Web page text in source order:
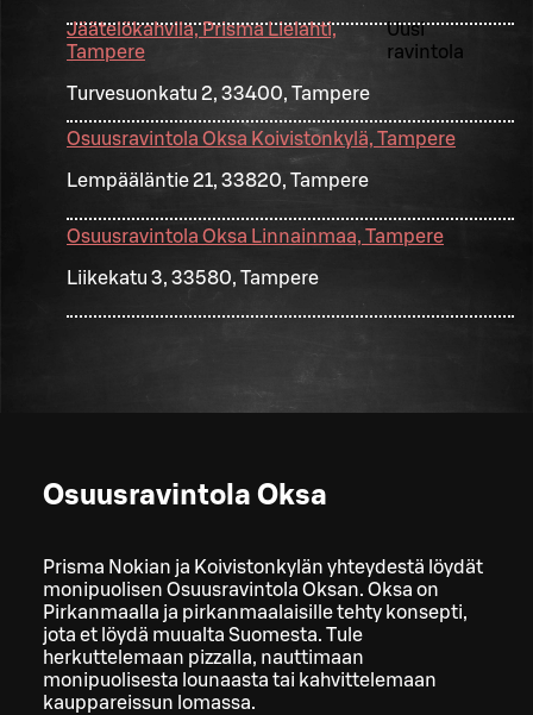
Osuusravintola Oksa
Prisma Nokian ja Koivistonkylän yhteydestä löydät
monipuolisen Osuusravintola Oksan. Oksa on
Pirkanmaalla ja pirkanmaalaisille tehty konsepti,
jota et löydä muualta Suomesta. Tule
herkuttelemaan pizzalla, nauttimaan
monipuolisesta lounaasta tai kahvittelemaan
kauppareissun lomassa.
Jäätelökahvila, Prisma Lielahti,
Tampere
Uusi
ravintola
Turvesuonkatu 2, 33400, Tampere
Osuusravintola Oksa Koivistonkylä, Tampere
Lempääläntie 21, 33820, Tampere
Osuusravintola Oksa Linnainmaa, Tampere
Liikekatu 3, 33580, Tampere